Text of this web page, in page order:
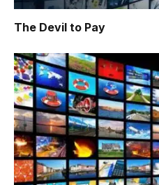
The Devil to Pay